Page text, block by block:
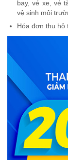
bay, vé xe, vé
vệ sinh môi
Hóa đơn thu hộ